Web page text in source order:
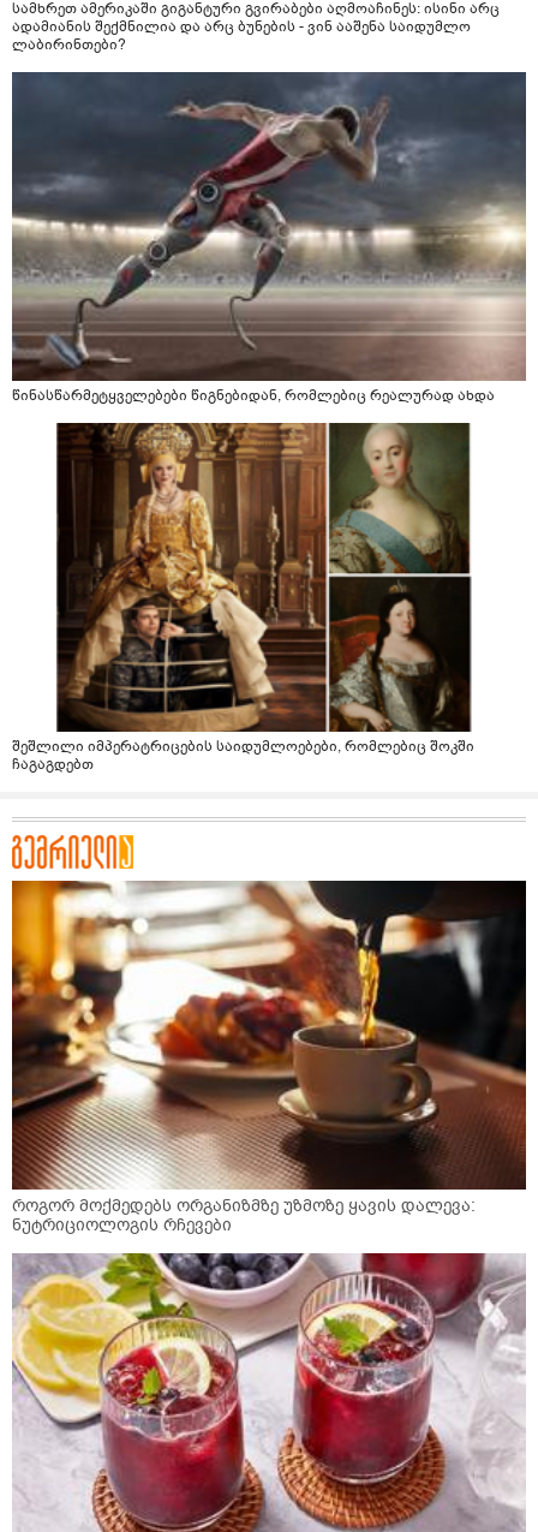
სამხრეთ ამერიკაში გიგანტური გვირაბები აღმოაჩინეს: ისინი არც
ადამიანის შექმნილია და არც ბუნების - ვინ ააშენა საიდუმლო
ლაბირინთები?
წინასწარმეტყველებები წიგნებიდან, რომლებიც რეალურად ახდა
შეშლილი იმპერატრიცების საიდუმლოებები, რომლებიც შოკში
ჩაგაგდებთ
როგორ მოქმედებს ორგანიზმზე უზმოზე ყავის დალევა:
ნუტრიციოლოგის რჩევები